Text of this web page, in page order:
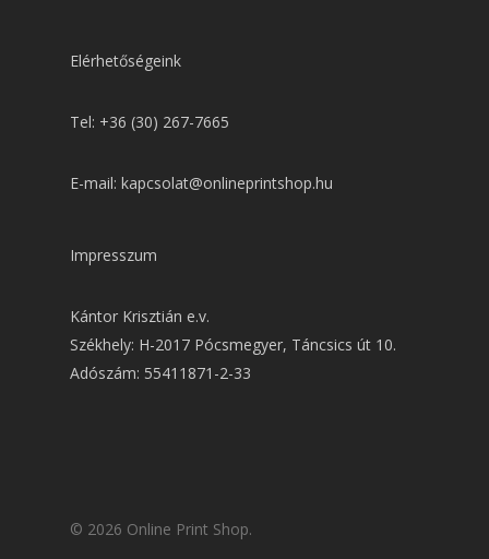
Elérhetőségeink
Tel: +36 (30) 267-7665
E-mail: kapcsolat@onlineprintshop.hu
Impresszum
Kántor Krisztián e.v.
Székhely: H-2017 Pócsmegyer, Táncsics út 10.
Adószám: 55411871-2-33
© 2026 Online Print Shop.